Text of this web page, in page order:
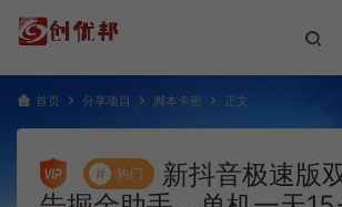
首页 分享项目 脚本卡密 正文
# 热门
新抖音极速版